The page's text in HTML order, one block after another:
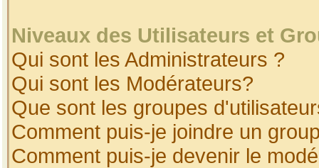
Niveaux des Utilisateurs et
Qui sont les Administrateurs ?
Qui sont les Modérateurs?
Que sont les groupes
Comment puis-je joindre un
Comment puis-je devenir le